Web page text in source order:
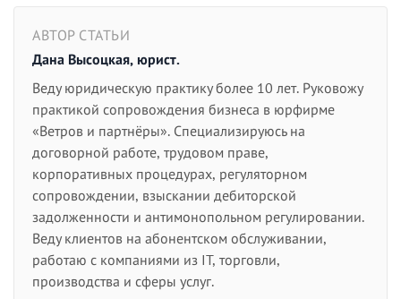
АВТОР СТАТЬИ
Дана Высоцкая, юрист.
Веду юридическую практику более 10 лет. Руковожу
практикой сопровождения бизнеса в юрфирме
«Ветров и партнёры». Специализируюсь на
договорной работе, трудовом праве,
корпоративных процедурах, регуляторном
сопровождении, взыскании дебиторской
задолженности и антимонопольном регулировании.
Веду клиентов на абонентском обслуживании,
работаю с компаниями из IT, торговли,
производства и сферы услуг.